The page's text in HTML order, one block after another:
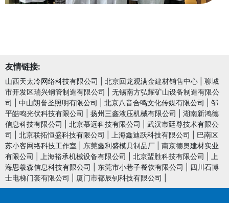
友情链接:
山西天太冷网络科技有限公司 北京回龙观满金建材销售中心
聊城
市开发区瑞兴钢管制造有限公司
无锡南方弘耀矿山设备制造有限公
司
中山朗誉圣照明有限公司 北京八音合鸣文化传媒有限公司
邹
平皓鸣光伏科技有限公司
扬州三鑫液压机械有限公司
湖南新鸿德
信息科技有限公司
北京慕远科技有限公司
武汉市廷尊技术有限公
司
北京联拓恒盛科技有限公司 上海鑫迪跃科技有限公司
巴南区
苏小客网络科技工作室
东莞鑫利盛模具制品厂
南京德奥建材实业
有限公司
上海裕承机械设备有限公司 北京蜚胜科技有限公司
上
海思羲森信息科技有限公司
东莞市小巷子餐饮有限公司
四川石博
士电梯门套有限公司
厦门市都辰钊科技有限公司